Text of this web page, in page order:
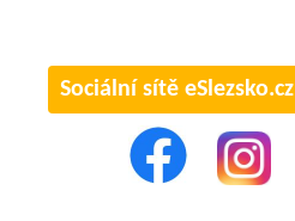
Sociální sítě eSlezsko.cz